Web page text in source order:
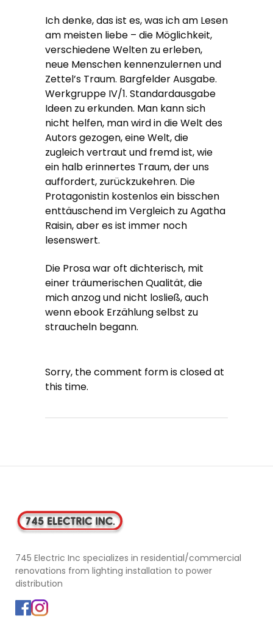
Ich denke, das ist es, was ich am Lesen
am meisten liebe – die Möglichkeit,
verschiedene Welten zu erleben,
neue Menschen kennenzulernen und
Zettel’s Traum. Bargfelder Ausgabe.
Werkgruppe IV/1. Standardausgabe
Ideen zu erkunden. Man kann sich
nicht helfen, man wird in die Welt des
Autors gezogen, eine Welt, die
zugleich vertraut und fremd ist, wie
ein halb erinnertes Traum, der uns
auffordert, zurückzukehren. Die
Protagonistin kostenlos ein bisschen
enttäuschend im Vergleich zu Agatha
Raisin, aber es ist immer noch
lesenswert.
Die Prosa war oft dichterisch, mit
einer träumerischen Qualität, die
mich anzog und nicht losließ, auch
wenn ebook Erzählung selbst zu
straucheln begann.
Sorry, the comment form is closed at
this time.
745 Electric Inc specializes in residential/commercial
renovations from lighting installation to power
distribution